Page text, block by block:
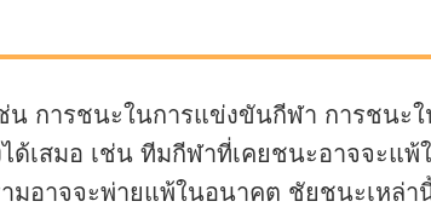
น การชนะในการแข่งขันกีฬา การชนะใ
เสมอ เช่น ทีมกีฬาที่เคยชนะอาจจะแพ้
มอาจจะพ่ายแพ้ในอนาคต ชัยชนะเหล่า